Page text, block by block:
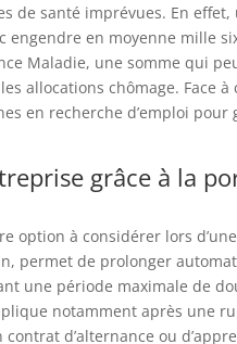
de santé imprévues. En
en moyenne mille
Maladie, une somme qui
allocations chômage. Face à
en recherche d’emploi pour
grâce à la
option à considérer lors
permet de prolonger
une période maximale de
notamment après une
d’alternance ou